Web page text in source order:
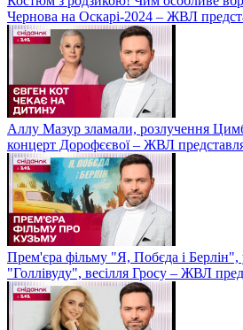
Чернова на Оскарі-2024 – ЖВЛ
Аллу Мазур зламали, розлучення
концерт Дорофєєвої – ЖВЛ
Прем'єра фільму "Я, Побєда і Берлін",
"Голлівуду", весілля Гросу – ЖВЛ